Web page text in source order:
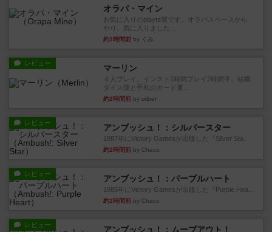
オラパ・マイン
お気に入りのplayte製です。オラパスペースから
やり、気に入りました...
約1時間前 by くみ
レビュー マーリン
４人プレイ。インスト1時間プレイ2時間半。結構
ダイス運と手札のカード運...
約2時間前 by oliber
レビュー アンブッシュ！：シルバースター
1987年にVictory Gamesが出版した『Silver Sta...
約2時間前 by Chaco
レビュー アンブッシュ！：パープルハート
1985年にVictory Gamesが出版した『Purple Hea...
約2時間前 by Chaco
レビュー アンブッシュ！：ムーブアウト！